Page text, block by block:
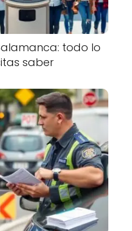
todo lo
saber